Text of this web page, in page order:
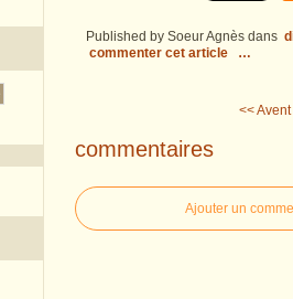
Published by Soeur Agnès dans
commenter cet article
…
<<
commentaires
Ajouter un